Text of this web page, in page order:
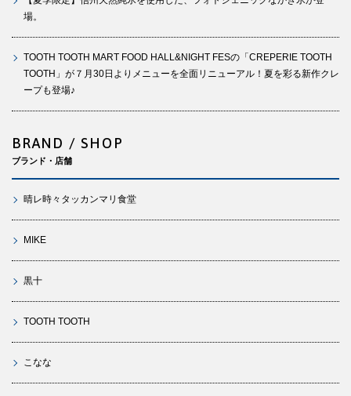
場。
TOOTH TOOTH MART FOOD HALL&NIGHT FESの「CREPERIE TOOTH
TOOTH」が７月30日よりメニューを全面リニューアル！夏を彩る新作クレ
ープも登場♪
BRAND / SHOP
ブランド・店舗
晴レ時々タッカンマリ食堂
MIKE
黒十
TOOTH TOOTH
こなな